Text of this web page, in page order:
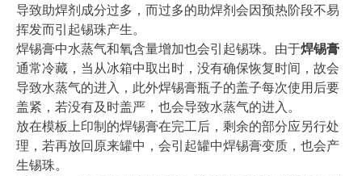
导致助焊剂成分过多，而过多的助焊剂会因预热阶段不易
挥发而引起锡珠产生。
焊锡膏中水蒸气和氧含量增加也会引起锡珠。由于焊锡膏
通常冷藏，当从冰箱中取出时，没有确保恢复时间，故会
导致水蒸气的进入，此外焊锡膏瓶子的盖子每次使用后要
盖紧，若没有及时盖严，也会导致水蒸气的进入。
放在模板上印制的焊锡膏在完工后，剩余的部分应另行处
理，若再放回原来罐中，会引起罐中焊锡膏变质，也会产
生锡珠。